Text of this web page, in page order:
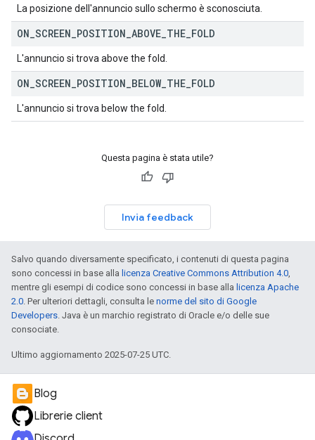
La posizione dell'annuncio sullo schermo è sconosciuta.
ON SCREEN POSITION ABOVE THE FOLD
L'annuncio si trova above the fold.
ON SCREEN POSITION BELOW_ THE FOLD
L'annuncio si trova below the fold.
Questa pagina è stata utile?
Invia feedback
Salvo quando diversamente specificato, i contenuti di questa pagina
sono concessi in base alla licenza Creative Commons Attribution 4.0,
mentre gli esempi di codice sono concessi in base alla licenza Apache
2.0. Per ulteriori dettagli, consulta le norme del sito di Google
Developers. Java è un marchio registrato di Oracle e/o delle sue
consociate.
Ultimo aggiornamento 2025-07-25 UTC.
Blog
Librerie client